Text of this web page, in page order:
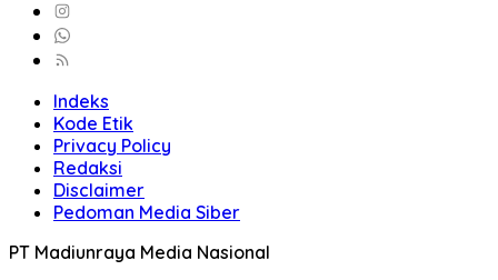
Indeks
Kode Etik
Privacy Policy
Redaksi
Disclaimer
Pedoman Media Siber
PT Madiunraya Media Nasional